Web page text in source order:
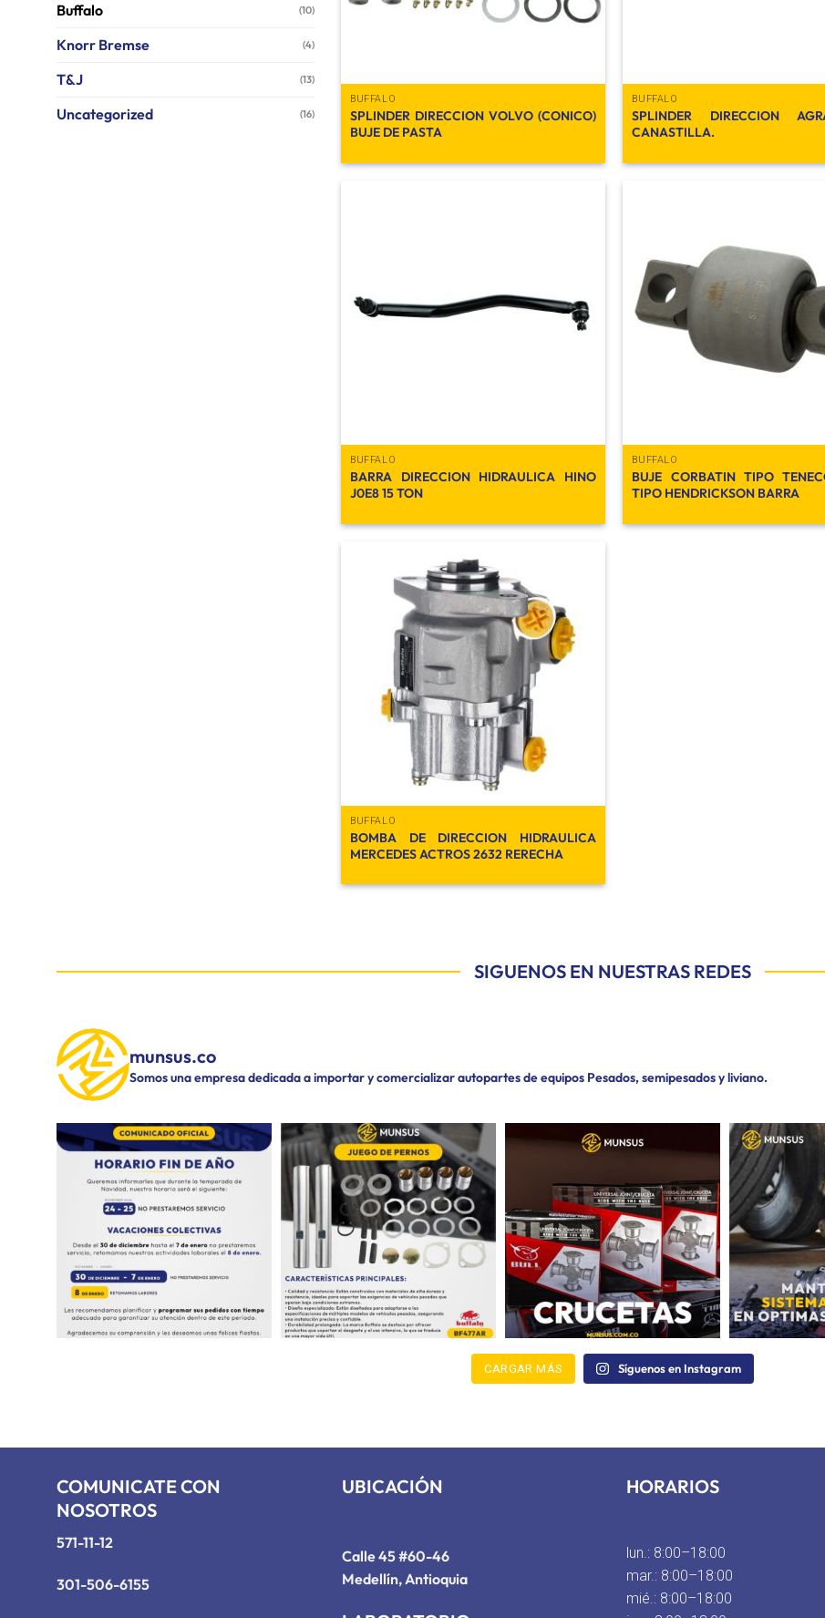
Buffalo (10)
Knorr Bremse (4)
T&J (13)
Uncategorized (16)
BUFFALO
SPLINDER DIRECCION VOLVO (CONICO)
BUJE DE PASTA
BUFFALO
SPLINDER DIRECCION
CANASTILLA.
deseos
BUFFALO
BARRA DIRECCION HIDRAULICA HINO
J0E8 15 TON
BUFFALO
BUJE CORBATIN TIPO
TIPO HENDRICKSON BARRA
Añadir
a la
lista de
deseos
BUFFALO
BOMBA DE DIRECCION HIDRAULICA
MERCEDES ACTROS 2632 RERECHA
SIGUENOS EN NUESTRAS REDES
munsus.co
Somos una empresa dedicada a importar y comercializar autopartes de equipos Pesados, semipesados y liviano.
CARGAR MÁS Síguenos en Instagram
COMUNICATE CON
NOSOTROS
571-11-12
301-506-6155
UBICACIÓN
Calle 45 #60-46
Medellín, Antioquia
HORARIOS
lun.: 8:00–18:00
mar.: 8:00–18:00
mié.: 8:00–18:00